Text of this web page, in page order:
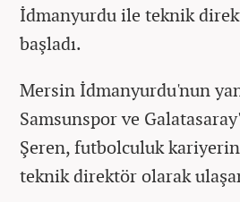
İdmanyurdu ile teknik
başladı.
Mersin İdmanyurdu'nun
Samsunspor ve
Şeren, futbolculuk
teknik direktör olarak